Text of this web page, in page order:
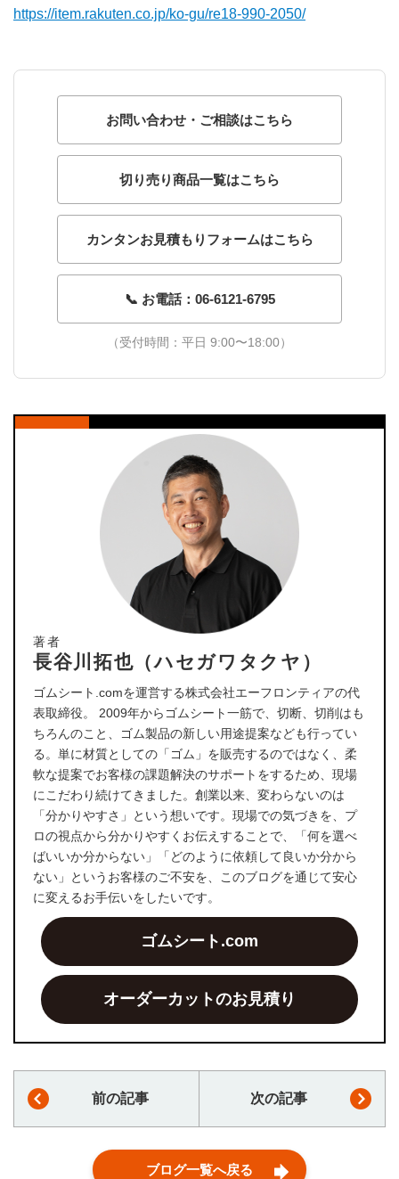
https://item.rakuten.co.jp/ko-gu/re18-990-2050/
お問い合わせ・ご相談はこちら
切り売り商品一覧はこちら
カンタンお見積もりフォームはこちら
📞 お電話：06-6121-6795
（受付時間：平日 9:00〜18:00）
著者
長谷川拓也（ハセガワタクヤ）
ゴムシート.comを運営する株式会社エーフロンティアの代
表取締役。 2009年からゴムシート一筋で、切断、切削はも
ちろんのこと、ゴム製品の新しい用途提案なども行ってい
る。単に材質としての「ゴム」を販売するのではなく、柔
軟な提案でお客様の課題解決のサポートをするため、現場
にこだわり続けてきました。創業以来、変わらないのは
「分かりやすさ」という想いです。現場での気づきを、プ
ロの視点から分かりやすくお伝えすることで、「何を選べ
ばいいか分からない」「どのように依頼して良いか分から
ない」というお客様のご不安を、このブログを通じて安心
に変えるお手伝いをしたいです。
ゴムシート.com
オーダーカットのお見積り
前の記事 次の記事
ブログ一覧へ戻る